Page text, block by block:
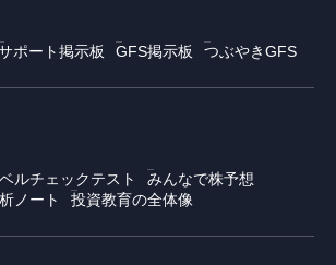
ポート掲示板 GFS掲示板 つぶやきGFS
ルチェックテスト
みんなで株予想
ノート 投資教育の全体像